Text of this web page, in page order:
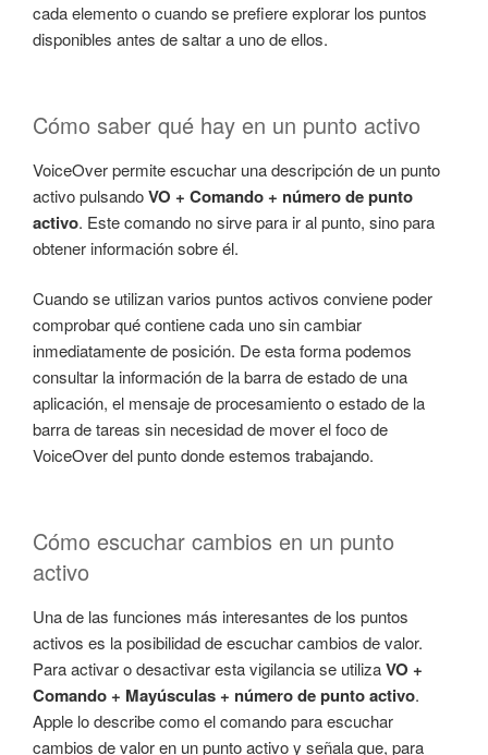
cada elemento o cuando se prefiere explorar los puntos
disponibles antes de saltar a uno de ellos.
Cómo saber qué hay en un punto activo
VoiceOver permite escuchar una descripción de un punto
activo pulsandoVO + Comando + número de punto
activo. Este comando no sirve para ir al punto, sino para
obtener información sobre él.
Cuando se utilizan varios puntos activos conviene poder
comprobar qué contiene cada uno sin cambiar
inmediatamente de posición. De esta forma podemos
consultar la información de la barra de estado de una
aplicación, el mensaje de procesamiento o estado de la
barra de tareas sin necesidad de mover el foco de
VoiceOver del punto donde estemos trabajando.
Cómo escuchar cambios en un punto
activo
Una de las funciones más interesantes de los puntos
activos es la posibilidad de escuchar cambios de valor.
Para activar o desactivar esta vigilancia se utilizaVO +
Comando + Mayúsculas + número de punto activo.
Apple lo describe como el comando para escuchar
cambios de valor en un punto activo y señala que, para